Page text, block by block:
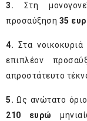
3. Στη
προσαύξηση 35
4. Στα
επιπλέον
απροστάτευτο
5. Ως ανώτατο
210 ευρώ